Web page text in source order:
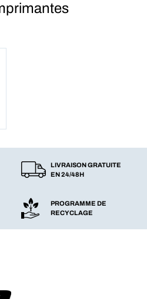
LIVRAISON GRATUITE
EN 24/48H
PROGRAMME DE
RECYCLAGE